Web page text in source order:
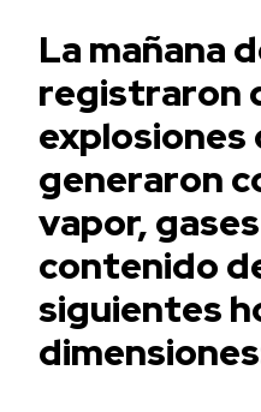
La mañana
registraron
explosiones
generaron
vapor,
contenido
siguientes